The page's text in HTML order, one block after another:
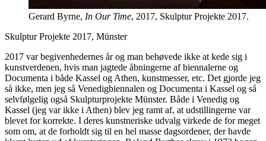
Gerard Byrne, In Our Time, 2017, Skulptur Projekte 2017.
Skulptur Projekte 2017, Münster
2017 var begivenhedernes år og man behøvede ikke at kede sig i
kunstverdenen, hvis man jagtede åbningerne af biennalerne og
Documenta i både Kassel og Athen, kunstmesser, etc. Det gjorde jeg
så ikke, men jeg så Venedigbiennalen og Documenta i Kassel og så
selvfølgelig også Skulpturprojekte Münster. Både i Venedig og
Kassel (jeg var ikke i Athen) blev jeg ramt af, at udstillingerne var
blevet for korrekte. I deres kunstneriske udvalg virkede de for meget
som om, at de forholdt sig til en hel masse dagsordener, der havde